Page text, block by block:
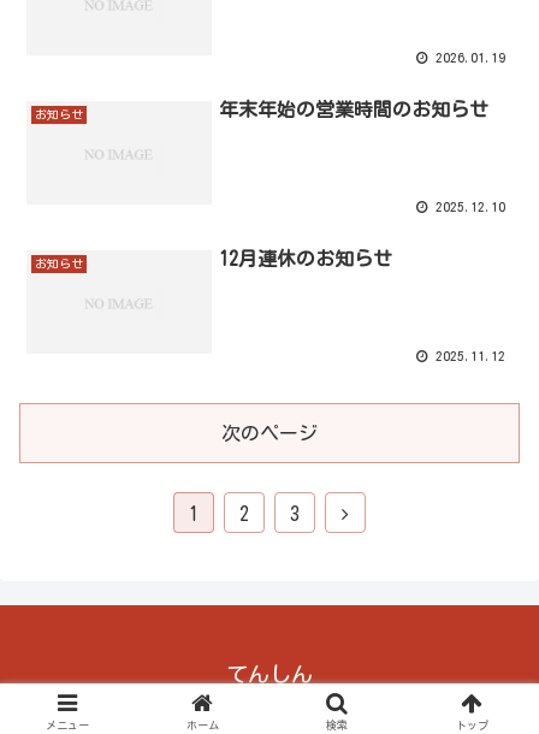
2026.01.19
お知らせ 年末年始の営業時間のお知らせ
2025.12.10
お知らせ 12月連休のお知らせ
2025.11.12
次のページ
1 2 3
てんしん
© 2023 てんしん.
メニュー ホーム 検索 トップ